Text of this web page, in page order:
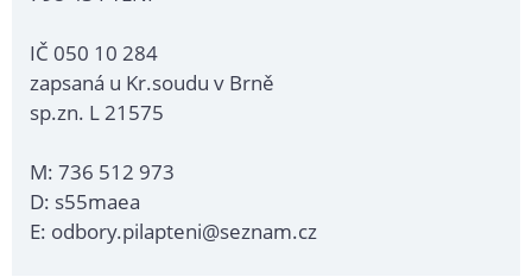
IČ 050 10 284
zapsaná u Kr.soudu v Brně
sp.zn. L 21575
M: 736 512 973
D: s55maea
E: odbory.pilapteni@seznam.cz